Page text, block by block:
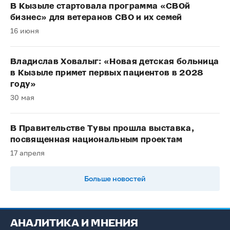
В Кызыле стартовала программа «СВОй
бизнес» для ветеранов СВО и их семей
16 июня
Владислав Ховалыг: «Новая детская больница
в Кызыле примет первых пациентов в 2028
году»
30 мая
В Правительстве Тувы прошла выставка,
посвященная национальным проектам
17 апреля
Больше новостей
АНАЛИТИКА И МНЕНИЯ